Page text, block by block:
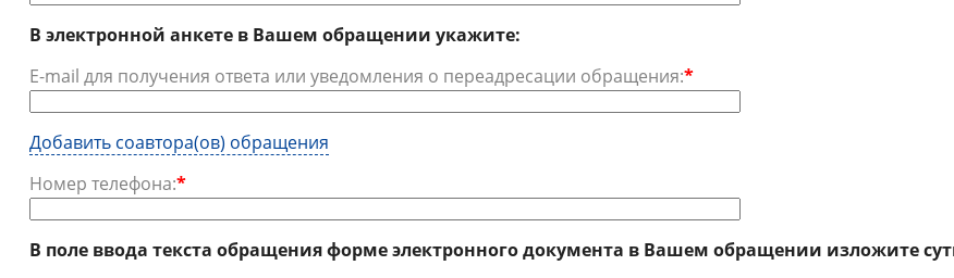
В электронной анкете в Вашем обращении укажите:
E-mail для получения ответа или уведомления о переадресации обращения:*
Добавить соавтора(ов) обращения
Номер телефона:*
В поле ввода текста обращения форме электронного документа в Вашем обращении изложите